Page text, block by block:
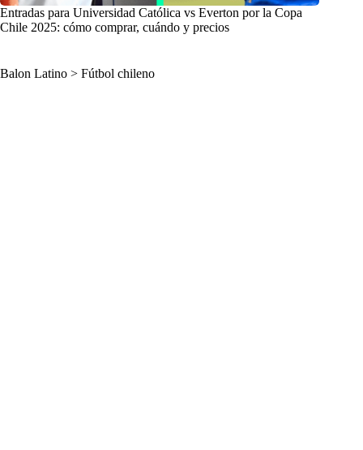
Entradas para Universidad Católica vs Everton por la Copa
Chile 2025: cómo comprar, cuándo y precios
Balon Latino > Fútbol chileno